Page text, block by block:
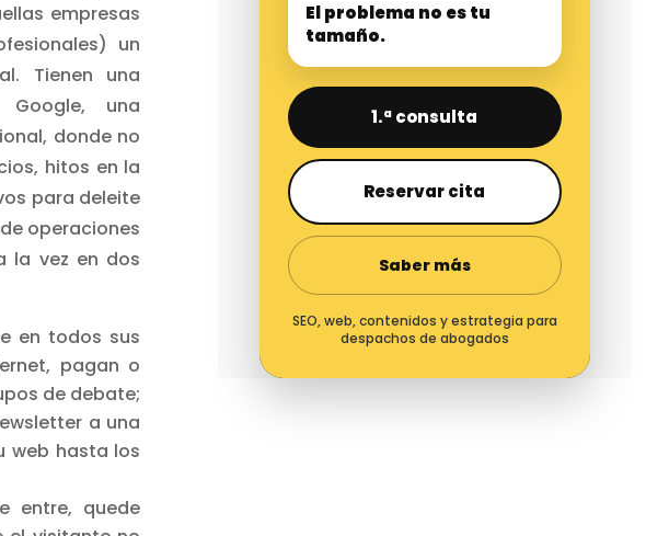
empresas
un
Tienen una
una
donde no
hitos en la
para deleite
operaciones
la vez en dos
en todos sus
pagan o
de debate;
a una
web hasta los
entre, quede
El problema no es tu
tamaño.
1.ª consulta
Reservar cita
Saber más
SEO, web, contenidos y estrategia para
despachos de abogados